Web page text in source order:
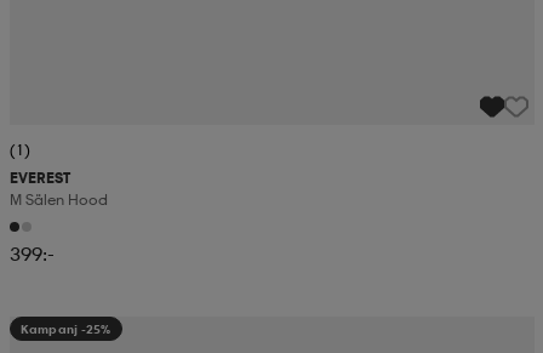
(1)
EVEREST
M Sälen Hood
399:-
Kampanj -25%